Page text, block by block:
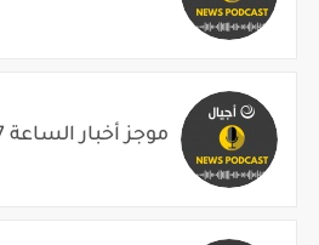
موجز أخبار الساعة 7 م 2026/08/06